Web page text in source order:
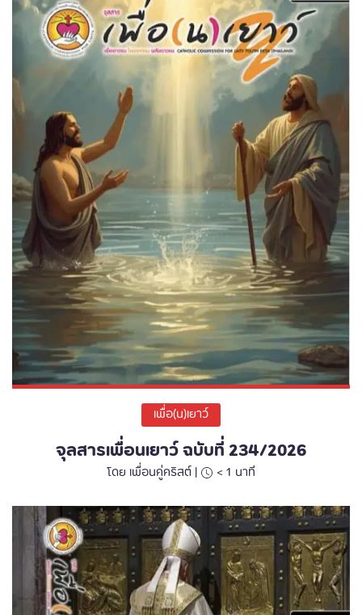
เพื่อ(น)เยาว์
จุลสารเพื่อนเยาว์ ฉบับที่ 234/2026
โดย เพื่อนคู่คริสต์ | < 1 นาที